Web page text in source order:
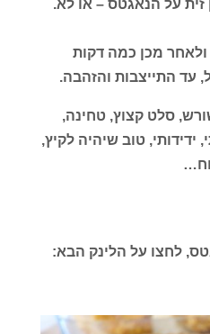
על הנאגטס – או לא.
15 דקות ולאחר מכן כמה דקות
עד התייצבות והזהבה.
סלט קצוץ, טחינה,
ידידותי, טוב שיהיה לקיץ,
לחצו על הלינק הבא: